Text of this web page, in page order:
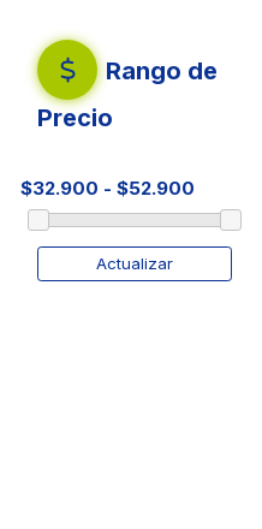
Rango de
Precio
Actualizar